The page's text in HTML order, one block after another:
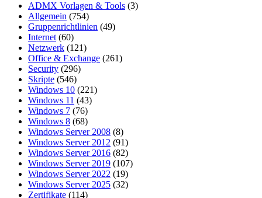
ADMX Vorlagen & Tools (3)
Allgemein (754)
Gruppenrichtlinien (49)
Internet(60)
Netzwerk (121)
Office & Exchange (261)
Security (296)
Skripte (546)
Windows 10 (221)
Windows 11 (43)
Windows 7 (76)
Windows 8 (68)
Windows Server 2008 (8)
Windows Server 2012 (91)
Windows Server 2016 (82)
Windows Server 2019 (107)
Windows Server 2022 (19)
Windows Server 2025 (32)
Zertifikate (114)